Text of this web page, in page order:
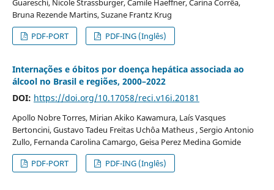
Guareschi, Nicole Strassburger, Camile Haeffner, Carina Corrêa,
Bruna Rezende Martins, Suzane Frantz Krug
PDF-PORT
PDF-ING (Inglês)
Internações e óbitos por doença hepática associada ao
álcool no Brasil e regiões, 2000–2022
DOI: https://doi.org/10.17058/reci.v16i.20181
Apollo Nobre Torres, Mirian Akiko Kawamura, Laís Vasques
Bertoncini, Gustavo Tadeu Freitas Uchôa Matheus , Sergio Antonio
Zullo, Fernanda Carolina Camargo, Geisa Perez Medina Gomide
PDF-PORT
PDF-ING (Inglês)